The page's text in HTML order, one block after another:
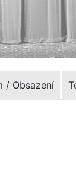
/ Obsazení